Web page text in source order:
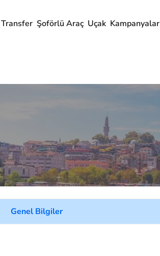
Transfer Şoförlü Araç Uçak Kampanyalar
Genel Bilgiler